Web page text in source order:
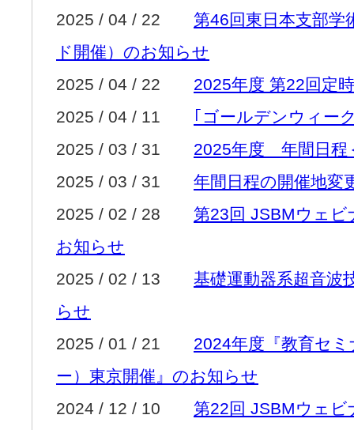
2025 / 04 / 22 第46回東日本支部学
ド開催）のお知らせ
2025 / 04 / 22 2025年度 第22回定
2025 / 04 / 11
｢ゴールデンウィー
2025 / 03 / 31 2025年度 年間日程
2025 / 03 / 31 年間日程の開催地変
2025 / 02 / 28 第23回 JSBMウェ
お知らせ
2025 / 02 / 13 基礎運動器系超音波
らせ
2025 / 01 / 21 2024年度『教育セ
ー）東京開催』のお知らせ
2024 / 12 / 10 第22回 JSBMウェ